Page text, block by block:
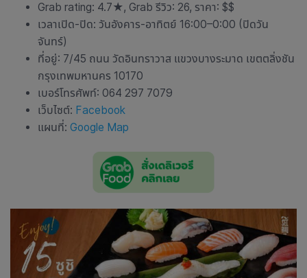
Grab rating: 4.7★, Grab รีวิว: 26, ราคา: $$
เวลาเปิด-ปิด: วันอังคาร-อาทิตย์ 16:00–0:00 (ปิดวัน
จันทร์)
ที่อยู่: 7/45 ถนน วัดอินทราวาส แขวงบางระมาด เขตตลิ่งชัน
กรุงเทพมหานคร 10170
เบอร์โทรศัพท์: 064 297 7079
เว็บไซต์: Facebook
แผนที่: Google Map